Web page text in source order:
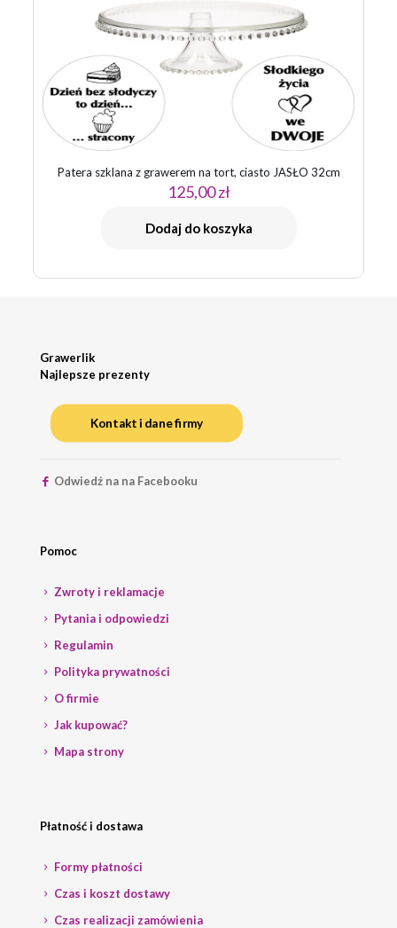
Patera szklana z grawerem na tort, ciasto JASŁO 32cm
125,00zł
Dodaj do koszyka
Grawerlik
Najlepsze prezenty
Kontakt i dane firmy
Odwiedź na na Facebooku
Pomoc
Zwroty i reklamacje
Pytania i odpowiedzi
Regulamin
Polityka prywatności
O firmie
Jak kupować?
Mapa strony
Płatność i dostawa
Formy płatności
Czas i koszt dostawy
Czas realizacji zamówienia